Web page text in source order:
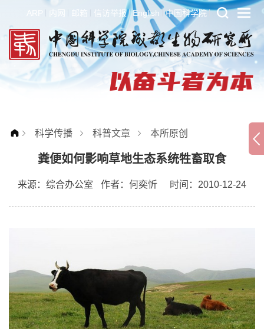
ARP 内网 邮箱 信访举报 English 中国科学院
科学传播 科普文章 本所原创
粪便如何影响草地生态系统牲畜取食
来源： 综合办公室 作者： 何奕忻 时间：2010-12-24